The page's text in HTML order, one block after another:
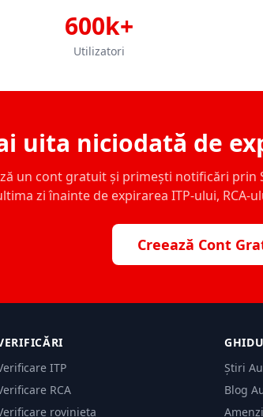
600k+
Utilizatori
uita niciodată de
un cont gratuit și primești notificări prin
zi înainte de expirarea ITP-ului, RCA-
Creează Cont
ITP
RCA
rovinieta
Știri
Blog